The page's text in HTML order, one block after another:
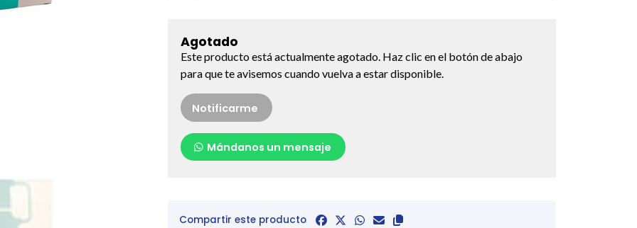
Agotado
Este producto está actualmente agotado. Haz clic en el botón de abajo
para que te avisemos cuando vuelva a estar disponible.
Notificarme
Mándanos un mensaje
Compartir este producto